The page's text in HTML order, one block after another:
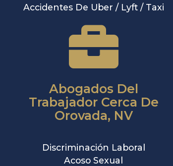
Accidentes De Uber / Lyft / Taxi
Abogados Del
Trabajador Cerca De
Orovada, NV
Discriminación Laboral
Acoso Sexual